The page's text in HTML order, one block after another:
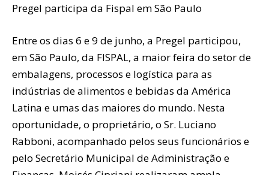
Pregel participa da Fispal em São Paulo
Entre os dias 6 e 9 de junho, a Pregel participou,
em São Paulo, da FISPAL, a maior feira do setor de
embalagens, processos e logística para as
indústrias de alimentos e bebidas da América
Latina e umas das maiores do mundo. Nesta
oportunidade, o proprietário, o Sr. Luciano
Rabboni, acompanhado pelos seus funcionários e
pelo Secretário Municipal de Administração e